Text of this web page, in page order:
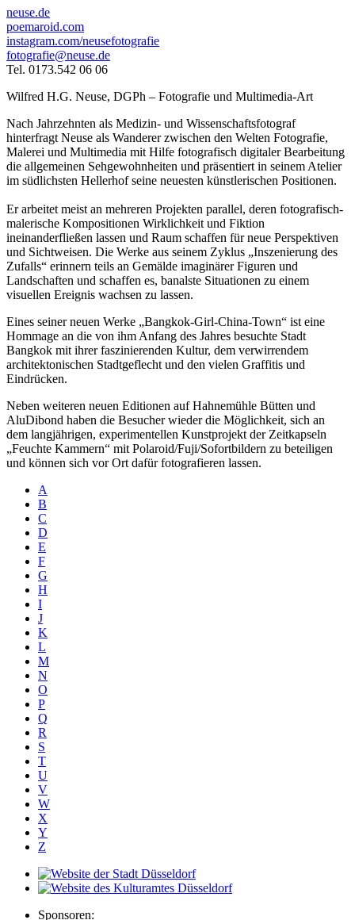
neuse.de
poemaroid.com
instagram.com/neusefotografie
fotografie@neuse.de
Tel. 0173.542 06 06
Wilfred H.G. Neuse, DGPh – Fotografie und Multimedia-Art
Nach Jahrzehnten als Medizin- und Wissenschaftsfotograf
hinterfragt Neuse als Wanderer zwischen den Welten Fotografie,
Malerei und Multimedia mit Hilfe fotografisch digitaler Bearbeitung
die allgemeinen Sehgewohnheiten und präsentiert in seinem Atelier
im südlichsten Hellerhof seine neuesten künstlerischen Positionen.
Er arbeitet meist an mehreren Projekten parallel, deren fotografisch-
malerische Kompositionen Wirklichkeit und Fiktion
ineinanderfließen lassen und Raum schaffen für neue Perspektiven
und Sichtweisen. Die Werke aus seinem Zyklus „Inszenierung des
Zufalls“ erinnern teils an Gemälde imaginärer Figuren und
Landschaften und schaffen es, banalste Situationen zu einem
visuellen Ereignis wachsen zu lassen.
Eines seiner neuen Werke „Bangkok-Girl-China-Town“ ist eine
Hommage an die von ihm Anfang des Jahres besuchte Stadt
Bangkok mit ihrer faszinierenden Kultur, dem verwirrendem
architektonischen Stadtgeflecht und den vielen Graffitis und
Eindrücken.
Neben weiteren neuen Editionen auf Hahnemühle Bütten und
AluDibond haben die Besucher wieder die Möglichkeit, sich an
dem langjährigen, experimentellen Kunstprojekt der Zeitkapseln
„Feuchte Kammern“ mit Polaroid/Fuji/Sofortbildern zu beteiligen
und können sich vor Ort dafür fotografieren lassen.
A
B
C
D
E
F
G
H
I
J
K
L
M
N
O
P
Q
R
S
T
U
V
W
X
Y
Z
Sponsoren: